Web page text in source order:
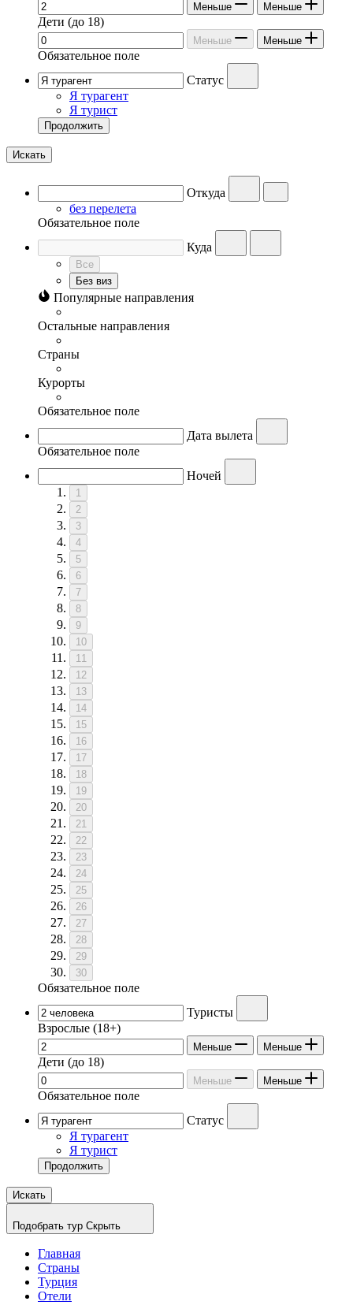
Меньше Меньше
Дети (до 18)
Меньше Меньше
Обязательное поле
Статус
Я турагент
Я турист
Продолжить
Искать
Откуда
без перелета
Обязательное поле
Куда
Все
Без виз
Популярные направления
Остальные направления
Страны
Курорты
Обязательное поле
Дата вылета
Обязательное поле
Ночей
1
2
3
4
5
6
7
8
9
10
11
12
13
14
15
16
17
18
19
20
21
22
23
24
25
26
27
28
29
30
Обязательное поле
Туристы
Взрослые (18+)
Меньше Меньше
Дети (до 18)
Меньше Меньше
Обязательное поле
Статус
Я турагент
Я турист
Продолжить
Искать
Подобрать тур Скрыть
Главная
Страны
Турция
Отели